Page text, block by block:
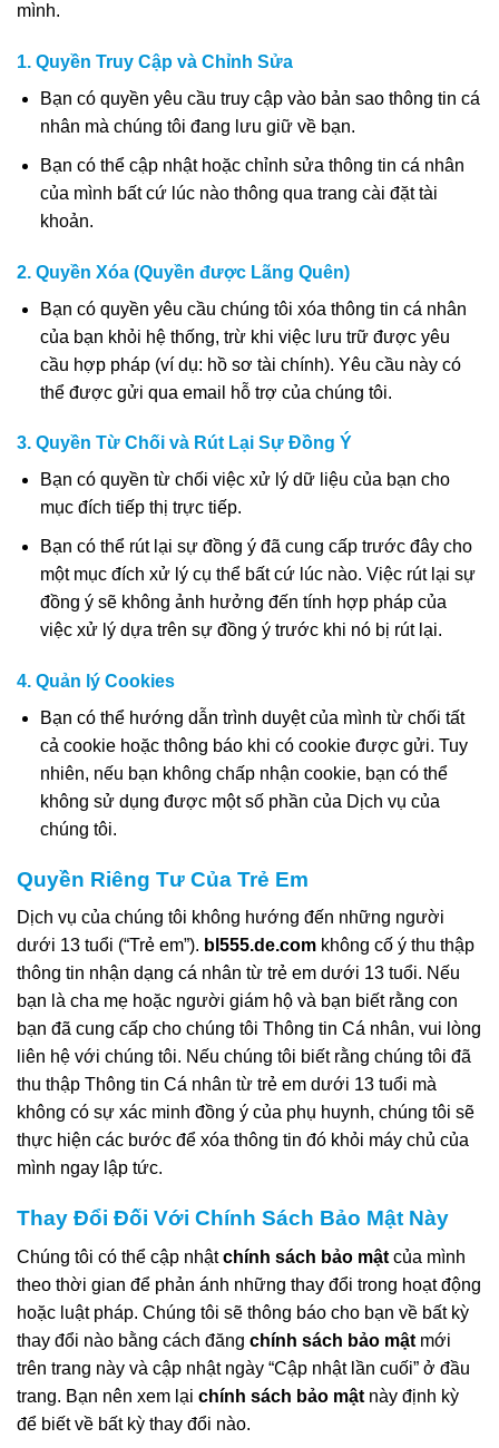
mình.
1. Quyền Truy Cập và Chỉnh Sửa
Bạn có quyền yêu cầu truy cập vào bản sao thông tin cá
nhân mà chúng tôi đang lưu giữ về bạn.
Bạn có thể cập nhật hoặc chỉnh sửa thông tin cá nhân
của mình bất cứ lúc nào thông qua trang cài đặt tài
khoản.
2. Quyền Xóa (Quyền được Lãng Quên)
Bạn có quyền yêu cầu chúng tôi xóa thông tin cá nhân
của bạn khỏi hệ thống, trừ khi việc lưu trữ được yêu
cầu hợp pháp (ví dụ: hồ sơ tài chính). Yêu cầu này có
thể được gửi qua email hỗ trợ của chúng tôi.
3. Quyền Từ Chối và Rút Lại Sự Đồng Ý
Bạn có quyền từ chối việc xử lý dữ liệu của bạn cho
mục đích tiếp thị trực tiếp.
Bạn có thể rút lại sự đồng ý đã cung cấp trước đây cho
một mục đích xử lý cụ thể bất cứ lúc nào. Việc rút lại sự
đồng ý sẽ không ảnh hưởng đến tính hợp pháp của
việc xử lý dựa trên sự đồng ý trước khi nó bị rút lại.
4. Quản lý Cookies
Bạn có thể hướng dẫn trình duyệt của mình từ chối tất
cả cookie hoặc thông báo khi có cookie được gửi. Tuy
nhiên, nếu bạn không chấp nhận cookie, bạn có thể
không sử dụng được một số phần của Dịch vụ của
chúng tôi.
Quyền Riêng Tư Của Trẻ Em
Dịch vụ của chúng tôi không hướng đến những người
dưới 13 tuổi (“Trẻ em”). bl555.de.com không cố ý thu thập
thông tin nhận dạng cá nhân từ trẻ em dưới 13 tuổi. Nếu
bạn là cha mẹ hoặc người giám hộ và bạn biết rằng con
bạn đã cung cấp cho chúng tôi Thông tin Cá nhân, vui lòng
liên hệ với chúng tôi. Nếu chúng tôi biết rằng chúng tôi đã
thu thập Thông tin Cá nhân từ trẻ em dưới 13 tuổi mà
không có sự xác minh đồng ý của phụ huynh, chúng tôi sẽ
thực hiện các bước để xóa thông tin đó khỏi máy chủ của
mình ngay lập tức.
Thay Đổi Đối Với Chính Sách Bảo Mật Này
Chúng tôi có thể cập nhậtchính sách bảo mật của mình
theo thời gian để phản ánh những thay đổi trong hoạt động
hoặc luật pháp. Chúng tôi sẽ thông báo cho bạn về bất kỳ
thay đổi nào bằng cách đăng chính sách bảo mật mới
trên trang này và cập nhật ngày “Cập nhật lần cuối” ở đầu
trang. Bạn nên xem lại chính sách bảo mật này định kỳ
để biết về bất kỳ thay đổi nào.